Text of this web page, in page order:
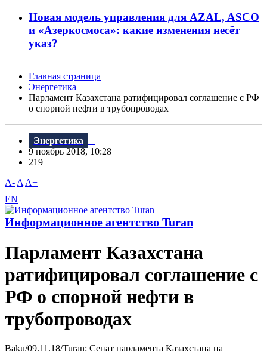
Новая модель управления для AZAL, ASCO
и «Азеркосмоса»: какие изменения несёт
указ?
Главная страница
Энергетика
Парламент Казахстана ратифицировал соглашение с РФ
о спорной нефти в трубопроводах
Энергетика
9 ноябрь 2018, 10:28
219
A- A A+
EN
Информационное агентство Turan
Парламент Казахстана
ратифицировал соглашение с
РФ о спорной нефти в
трубопроводах
Baku/09.11.18/Turan: Сенат парламента Казахстана на